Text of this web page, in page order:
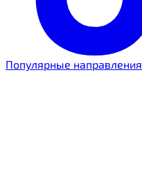
Популярные направления